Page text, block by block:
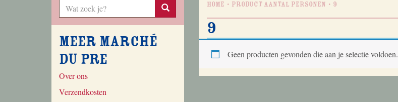
Meer Marché
du Pre
Over ons
Verzendkosten
Home Product Aantal personen 9
9
Geen producten gevonden die aan je selectie voldoen.